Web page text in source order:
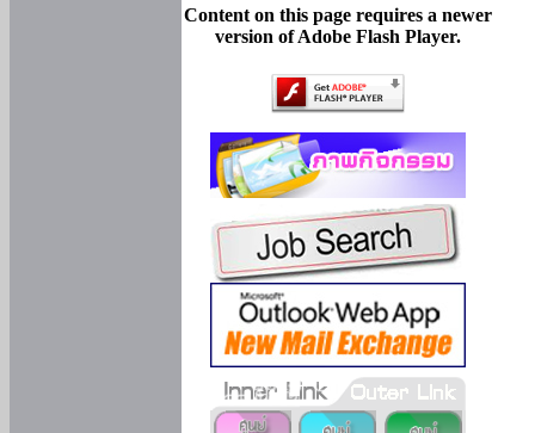
Content on this page requires a newer
version of Adobe Flash Player.